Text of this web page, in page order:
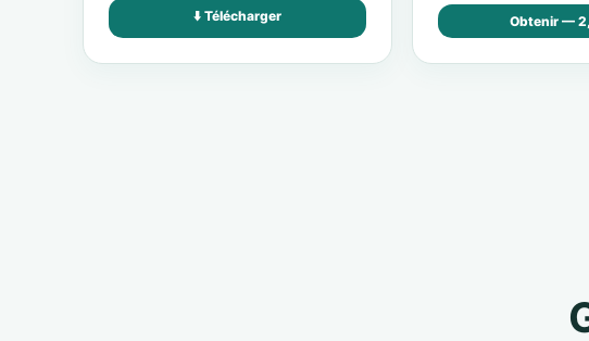
⬇️ Télécharger
Obtenir —